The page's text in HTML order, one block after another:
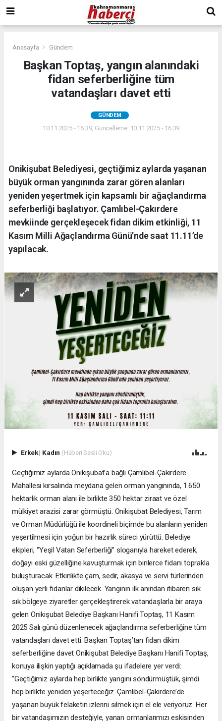
Anasayfa Gündem
Başkan Toptaş, yangın alanındaki
fidan seferberliğine tüm
vatandaşları davet etti
GÜNDEM
10.11.2025 - 16:39, Güncelleme: 10.11.2025 - 16:39
Onikişubat Belediyesi, geçtiğimiz aylarda yaşanan
büyük orman yangınında zarar gören alanları
yeniden yeşertmek için kapsamlı bir ağaçlandırma
seferberliği başlatıyor. Çamlıbel-Çakırdere
mevkiinde gerçekleşecek fidan dikim etkinliği, 11
Kasım Milli Ağaçlandırma Günü’nde saat 11.11’de
yapılacak.
Erkek| Kadın (Haberi Sesli Oku)
Geçtiğimiz aylarda Onikişubat’a bağlı Çamlıbel-Çakırdere
Mahallesi kırsalında meydana gelen orman yangınında, 1.650
hektarlık orman alanı ile birlikte 350 hektar ziraat ve özel
mülkiyet arazisi zarar görmüştü. Onikişubat Belediyesi, Tarım
ve Orman Müdürlüğü ile koordineli biçimde bu alanların yeniden
yeşertilmesi için yoğun bir hazırlık süreci yürüttü. Belediye
ekipleri, “Yeşil Vatan Seferberliği” sloganıyla hareket ederek,
doğayı eski güzelliğine kavuşturmak için binlerce fidanı toprakla
buluşturacak. Etkinlikte çam, sedir, akasya ve servi türlerinden
oluşan yerli fidanlar dikilecek. Yangının ilk anından itibaren sık
sık bölgeye ziyaretler gerçekleştirerek vatandaşlarla bir araya
gelen Onikişubat Belediye Başkanı Hanifi Toptaş, 11 Kasım
2025 Salı günü düzenlenecek ağaçlandırma seferberliğine tüm
vatandaşları davet etti. Başkan Toptaş’tan fidan dikim
seferberliğine davet Onikişubat Belediye Başkanı Hanifi Toptaş,
konuya ilişkin yaptığı açıklamada şu ifadelere yer verdi:
“Geçtiğimiz aylarda hep birlikte yangını söndürmüştük, şimdi
hep birlikte yeniden yeşerteceğiz. Çamlıbel-Çakırdere’de
yaşanan büyük felaketin izlerini silmek için el ele veriyoruz. Her
bir vatandaşımızın desteğiyle, yanan ormanlarımızı eskisinden